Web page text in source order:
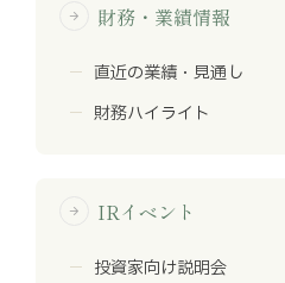
arrow_forward 財務・業績情報
直近の業績・見通し
財務ハイライト
arrow_forward IRイベント
投資家向け説明会